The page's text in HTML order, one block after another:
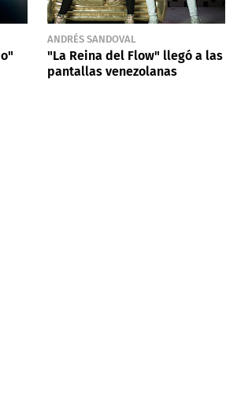
ANDRÉS SANDOVAL
"La Reina del Flow" llegó a las
pantallas venezolanas